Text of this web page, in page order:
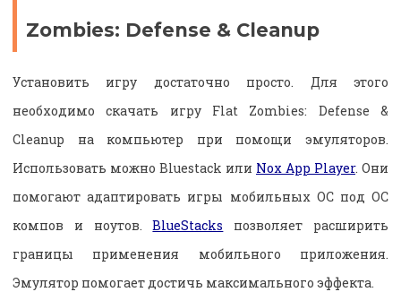
Zombies: Defense & Cleanup
Установить игру достаточно просто. Для этого
необходимо скачать игру Flat Zombies: Defense &
Cleanup на компьютер при помощи эмуляторов.
Использовать можно Bluestack или Nox App Player. Они
помогают адаптировать игры мобильных ОС под ОС
компов и ноутов.BlueStacks позволяет расширить
границы применения мобильного приложения.
Эмулятор помогает достичь максимального эффекта.